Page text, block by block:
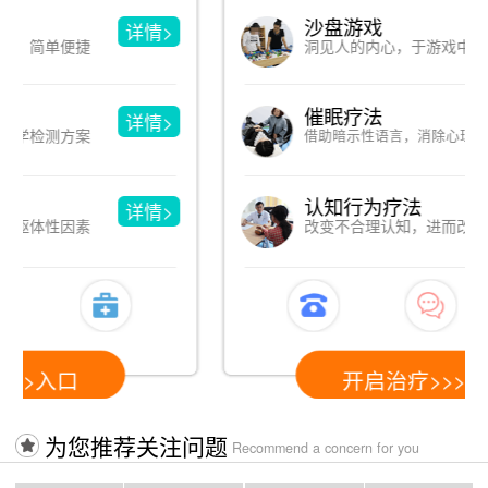
沙盘游戏
洞见人的内心，于游戏中改善心理
详情>
催眠疗法
借助暗示性语言，消除心理和躯体疾病
详情>
认知行为疗法
改变不合理认知，进而改变心理问题
详情>
开启治疗>>>>入口
为您推荐关注问题 Recommend a concern for you